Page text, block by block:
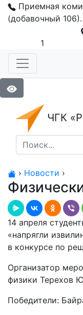
Приемная
(добавочный
ЧГК
› Новости ›
14 апреля
«напрягли
в конкурсе по
Организатор
физики Терехов
Победители: